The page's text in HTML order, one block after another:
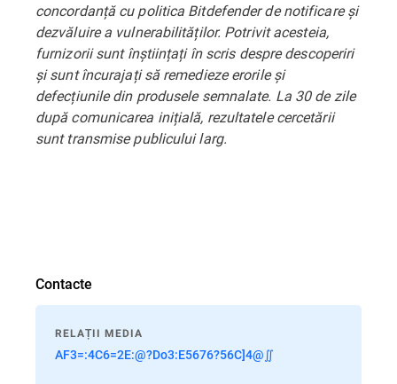
concordanță cu politica Bitdefender de notificare și
dezvăluire a vulnerabilităților. Potrivit acesteia,
furnizorii sunt înștiințați în scris despre descoperiri
și sunt încurajați să remedieze erorile și
defecțiunile din produsele semnalate. La 30 de zile
după comunicarea inițială, rezultatele cercetării
sunt transmise publicului larg.
Contacte
RELAȚII MEDIA
AF3=:4C6=2E:@?Do3:E5676?56C]4@∬